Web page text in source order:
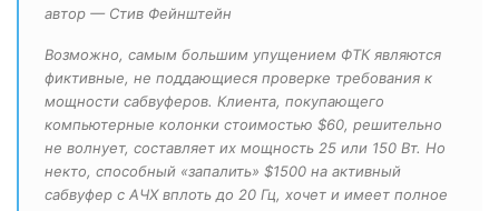
автор — Стив Фейнштейн
Возможно, самым большим упущением ФТК являются
фиктивные, не поддающиеся проверке требования к
мощности сабвуферов. Клиента, покупающего
компьютерные колонки стоимостью $60, решительно
не волнует, составляет их мощность 25 или 150 Вт. Но
некто, способный «запалить» $1500 на активный
сабвуфер с АЧХ вплоть до 20 Гц, хочет и имеет полное